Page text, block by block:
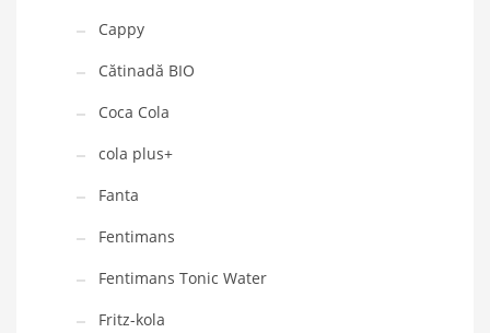
Cappy
Cătinadă BIO
Coca Cola
cola plus+
Fanta
Fentimans
Fentimans Tonic Water
Fritz-kola